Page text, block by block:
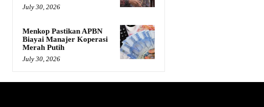
July 30, 2026
Menkop Pastikan APBN
Biayai Manajer Koperasi
Merah Putih
July 30, 2026